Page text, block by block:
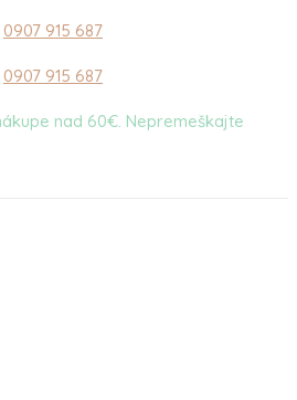
0907 915 687
0907 915 687
nad 60€. Nepremeškajte